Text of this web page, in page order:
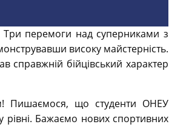
Три перемоги над суперниками з
високу майстерність.
справжній бійцівський характер
Пишаємося, що студенти ОНЕУ
рівні. Бажаємо нових спортивних